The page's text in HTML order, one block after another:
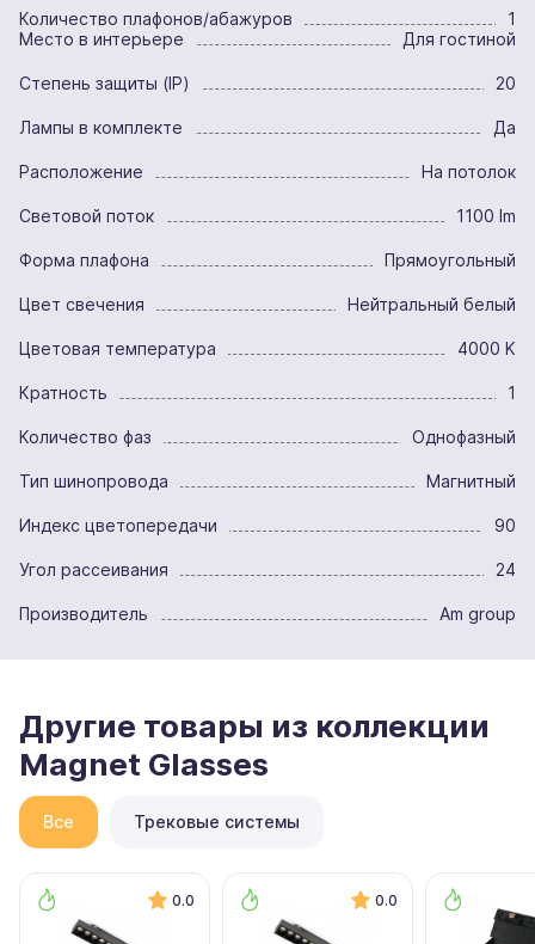
Количество плафонов/абажуров
1
Место в интерьере
Для гостиной
Степень защиты (IP) 20
Лампы в комплекте Да
Расположение На потолок
Световой поток 1100 lm
Форма плафона Прямоугольный
Цвет свечения Нейтральный белый
Цветовая температура 4000 K
Кратность 1
Количество фаз Однофазный
Тип шинопровода Магнитный
Индекс цветопередачи 90
Угол рассеивания 24
Производитель Am group
Другие товары из коллекции
Magnet Glasses
Все Трековые системы
0.0 0.0